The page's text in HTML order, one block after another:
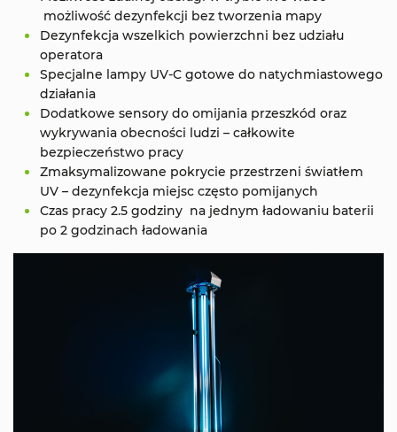
możliwość dezynfekcji bez tworzenia mapy
Dezynfekcja wszelkich powierzchni bez udziału
operatora
Specjalne lampy UV-C gotowe do natychmiastowego
działania
Dodatkowe sensory do omijania przeszkód oraz
wykrywania obecności ludzi – całkowite
bezpieczeństwo pracy
Zmaksymalizowane pokrycie przestrzeni światłem
UV – dezynfekcja miejsc często pomijanych
Czas pracy 2.5 godziny na jednym ładowaniu baterii
po 2 godzinach ładowania